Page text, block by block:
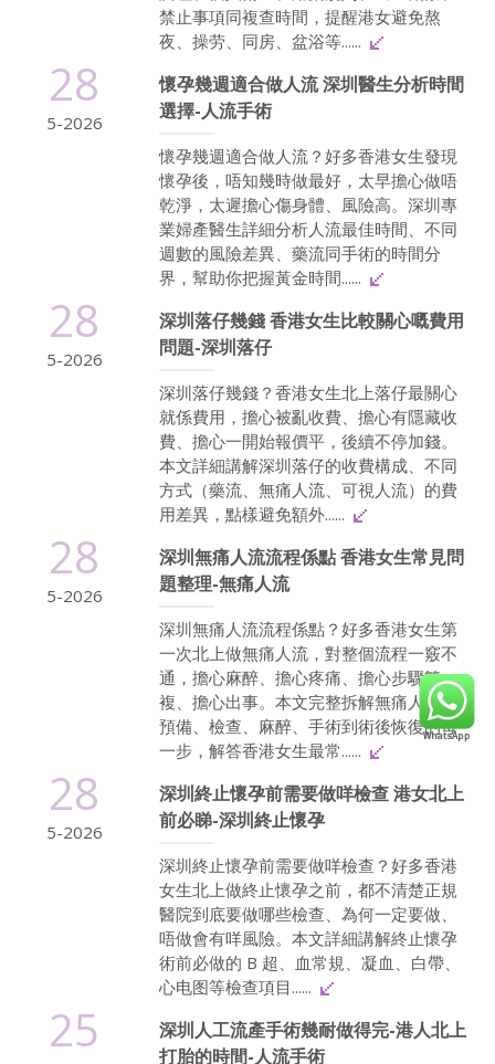
禁止事項同複查時間，提醒港女避免熬
夜、操劳、同房、盆浴等......
28
5-2026
懷孕幾週適合做人流 深圳醫生分析時間
選擇-人流手術
懷孕幾週適合做人流？好多香港女生發現
懷孕後，唔知幾時做最好，太早擔心做唔
乾淨，太遲擔心傷身體、風險高。深圳專
業婦產醫生詳細分析人流最佳時間、不同
週數的風險差異、藥流同手術的時間分
界，幫助你把握黃金時間......
28
5-2026
深圳落仔幾錢 香港女生比較關心嘅費用
問題-深圳落仔
深圳落仔幾錢？香港女生北上落仔最關心
就係費用，擔心被亂收費、擔心有隱藏收
費、擔心一開始報價平，後續不停加錢。
本文詳細講解深圳落仔的收費構成、不同
方式（藥流、無痛人流、可視人流）的費
用差異，點樣避免額外......
28
5-2026
深圳無痛人流流程係點 香港女生常見問
題整理-無痛人流
深圳無痛人流流程係點？好多香港女生第
一次北上做無痛人流，對整個流程一竅不
通，擔心麻醉、擔心疼痛、擔心步驟繁
複、擔心出事。本文完整拆解無痛人流從
預備、檢查、麻醉、手術到術後恢復的每
一步，解答香港女生最常......
28
5-2026
深圳終止懷孕前需要做咩檢查 港女北上
前必睇-深圳終止懷孕
深圳終止懷孕前需要做咩檢查？好多香港
女生北上做終止懷孕之前，都不清楚正規
醫院到底要做哪些檢查、為何一定要做、
唔做會有咩風險。本文詳細講解終止懷孕
術前必做的 B 超、血常規、凝血、白帶、
心电图等檢查項目......
25
深圳人工流產手術幾耐做得完-港人北上
打胎的時間-人流手術